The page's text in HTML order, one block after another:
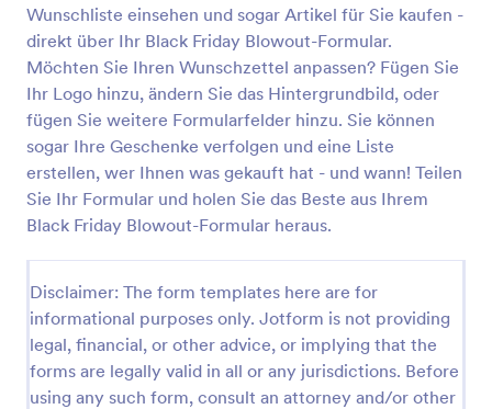
Wunschliste einsehen und sogar Artikel für Sie kaufen -
direkt über Ihr Black Friday Blowout-Formular.
Möchten Sie Ihren Wunschzettel anpassen? Fügen Sie
Ihr Logo hinzu, ändern Sie das Hintergrundbild, oder
fügen Sie weitere Formularfelder hinzu. Sie können
sogar Ihre Geschenke verfolgen und eine Liste
erstellen, wer Ihnen was gekauft hat - und wann! Teilen
Sie Ihr Formular und holen Sie das Beste aus Ihrem
Black Friday Blowout-Formular heraus.
Disclaimer: The form templates here are for
informational purposes only. Jotform is not providing
legal, financial, or other advice, or implying that the
forms are legally valid in all or any jurisdictions. Before
using any such form, consult an attorney and/or other
Fordern Sie Ihren Gutschein An!
Die Gewährung von Preisnachlässen für alle Kunden
ist der beste Weg, um mehr Gewinn für Ihr
Unternehmen zu erzielen. Ein Antragsformular für